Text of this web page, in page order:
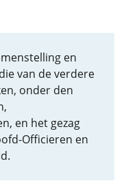
en
van de verdere
onder den
en het gezag
Officieren en